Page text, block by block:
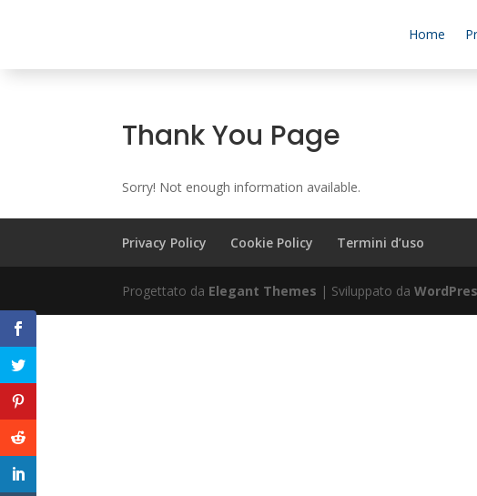
Home
Thank You Page
Sorry! Not enough information available.
Privacy Policy Cookie Policy Termini d’uso
Progettato da Elegant Themes | Sviluppato da